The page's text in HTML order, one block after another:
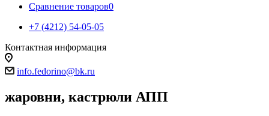
Сравнение товаров0
+7 (4212) 54-05-05
Контактная информация
info.fedorino@bk.ru
жаровни, кастрюли АПП